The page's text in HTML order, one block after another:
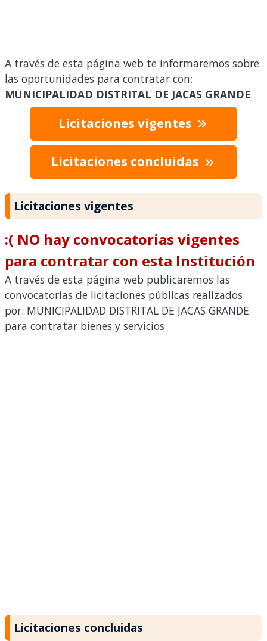
A través de esta página web te informaremos sobre
las oportunidades para contratar con:
MUNICIPALIDAD DISTRITAL DE JACAS GRANDE.
Licitaciones vigentes
Licitaciones concluidas
Licitaciones vigentes
:( NO hay convocatorias vigentes
para contratar con esta Institución
A través de esta página web publicaremos las
convocatorias de licitaciones públicas realizados
por: MUNICIPALIDAD DISTRITAL DE JACAS GRANDE
para contratar bienes y servicios
Licitaciones concluidas